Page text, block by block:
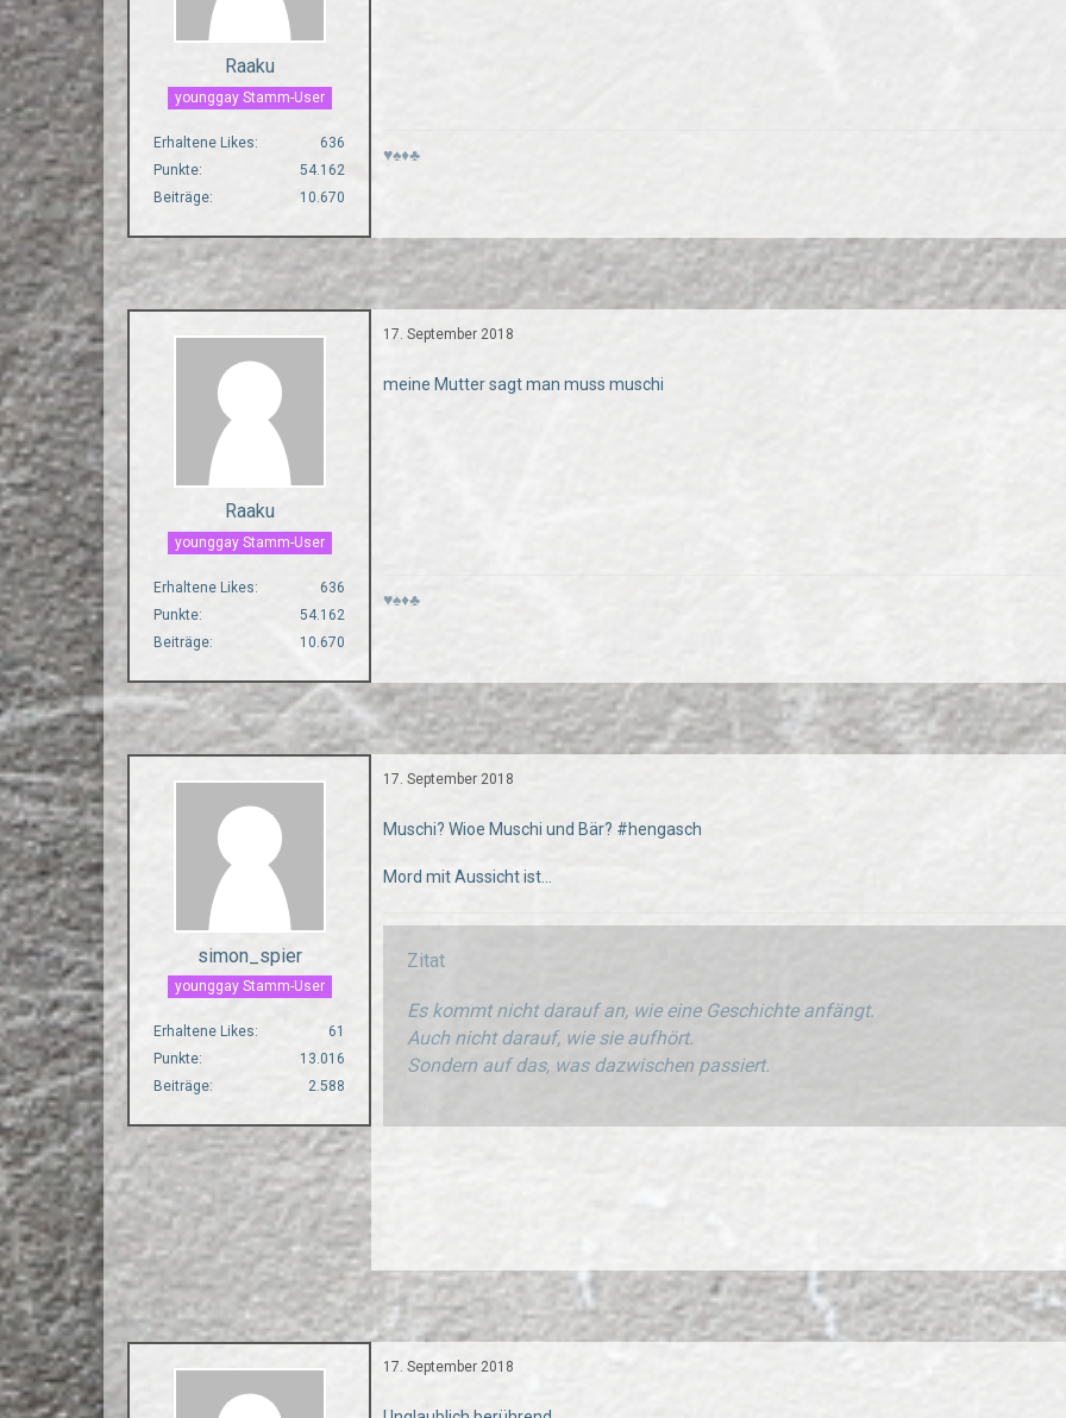
Raaku
younggay Stamm-User
Erhaltene Likes
636
Punkte
54.162
Beiträge
10.670
♥♠♦♣
Raaku
younggay Stamm-User
Erhaltene Likes
636
Punkte
54.162
Beiträge
10.670
17. September 2018
meine Mutter sagt man muss muschi
♥♠♦♣
simon_spier
younggay Stamm-User
Erhaltene Likes
61
Punkte
13.016
Beiträge
2.588
17. September 2018
Muschi? Wioe Muschi und Bär? #hengasch
Mord mit Aussicht ist...
Zitat
Es kommt nicht darauf an, wie eine Geschichte anfängt.
Auch nicht darauf, wie sie aufhört.
Sondern auf das, was dazwischen passiert.
17. September 2018